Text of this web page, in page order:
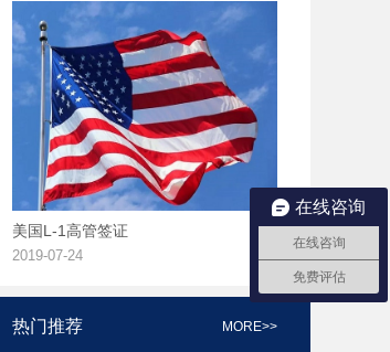
美国L-1高管签证
2019-07-24
热门推荐 MORE>>
在线咨询
在线咨询
免费评估